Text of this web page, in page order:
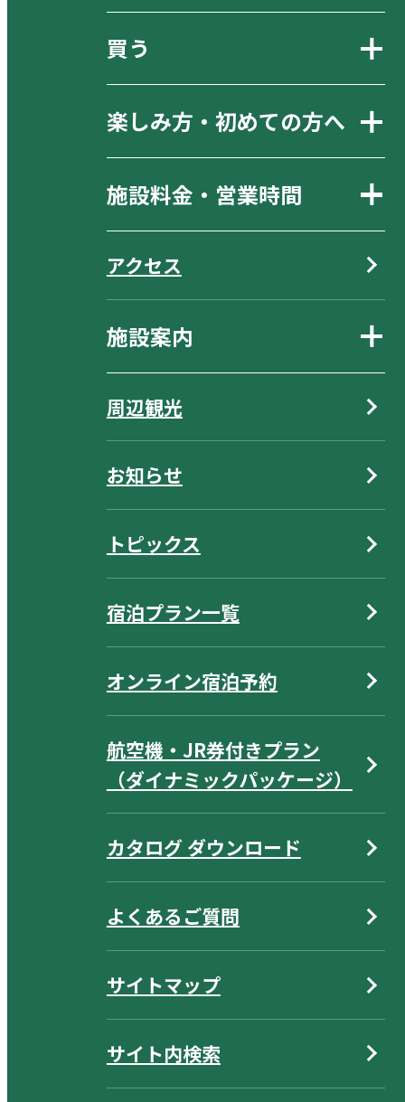
買う
楽しみ方・初めての方へ
施設料金・営業時間
アクセス
施設案内
周辺観光
お知らせ
トピックス
宿泊プラン一覧
オンライン宿泊予約
航空機・JR券付きプラン
（ダイナミックパッケージ）
カタログ ダウンロード
よくあるご質問
サイトマップ
サイト内検索